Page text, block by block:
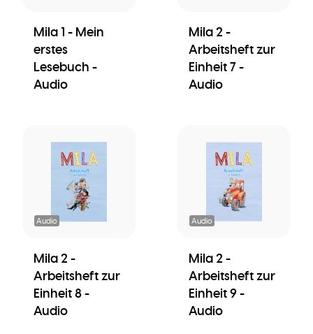
Mila 1 - Mein
erstes
Lesebuch -
Audio
Mila 2 -
Arbeitsheft zur
Einheit 7 -
Audio
Audio
Mila 2 -
Arbeitsheft zur
Einheit 8 -
Audio
Audio
Mila 2 -
Arbeitsheft zur
Einheit 9 -
Audio